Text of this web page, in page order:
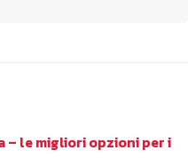
– le migliori opzioni per i